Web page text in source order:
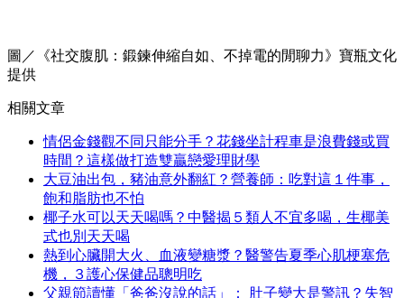
圖／《社交腹肌：鍛鍊伸縮自如、不掉電的閒聊力》寶瓶文化
提供
相關文章
情侶金錢觀不同只能分手？花錢坐計程車是浪費錢或買
時間？這樣做打造雙贏戀愛理財學
大豆油出包，豬油意外翻紅？營養師：吃對這１件事，
飽和脂肪也不怕
椰子水可以天天喝嗎？中醫揭５類人不宜多喝，生椰美
式也別天天喝
熱到心臟開大火、血液變糖漿？醫警告夏季心肌梗塞危
機，３護心保健品聰明吃
父親節讀懂「爸爸沒說的話」： 肚子變大是警訊？失智